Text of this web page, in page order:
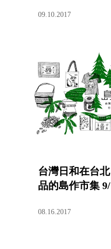
09.10.2017
台灣日和在台
品的島作市集 9/
08.16.2017